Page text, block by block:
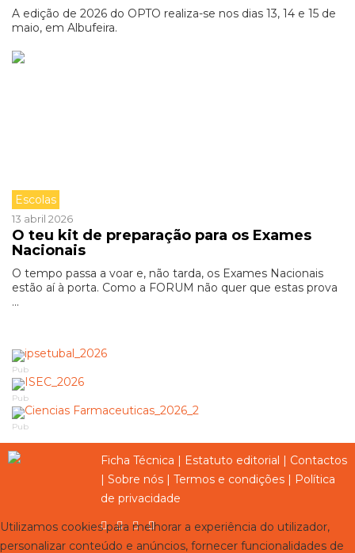
A edição de 2026 do OPTO realiza-se nos dias 13, 14 e 15 de
maio, em Albufeira.
Escolas
13 abril 2026
O teu kit de preparação para os Exames
Nacionais
O tempo passa a voar e, não tarda, os Exames Nacionais
estão aí à porta. Como a FORUM não quer que estas prova
...
Pub
Pub
Pub
Ficha Técnica | Estatuto editorial | Contactos
| Sobre nós | Termos e condições | Política
de privacidade
Utilizamos cookies para melhorar a experiência do utilizador,
personalizar conteúdo e anúncios, fornecer funcionalidades de